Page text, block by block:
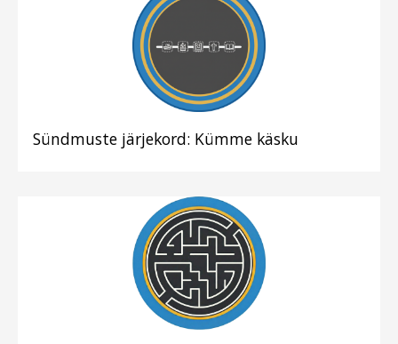
Sündmuste järjekord: Kümme käsku